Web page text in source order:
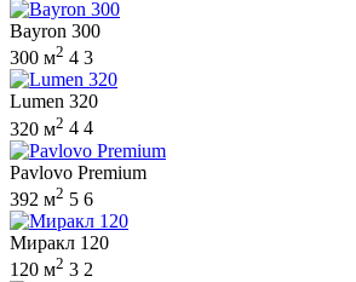
Bayron 300
300 м2 4 3
Lumen 320
320 м2 4 4
Pavlovo Premium
392 м2 5 6
Миракл 120
120 м2 3 2